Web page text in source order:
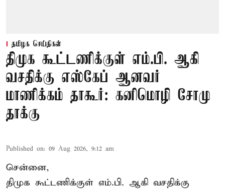
தமிழக செய்திகள்
திமுக கூட்டணிக்குள் எம்.பி. ஆகி
வசதிக்கு எஸ்கேப் ஆனவர்
மாணிக்கம் தாகூர்: கனிமொழி சோமு
தாக்கு
Published on: 09 Aug 2026, 9:12 am
சென்னை,
திமுக கூட்டணிக்குள் எம்.பி. ஆகி வசதிக்கு